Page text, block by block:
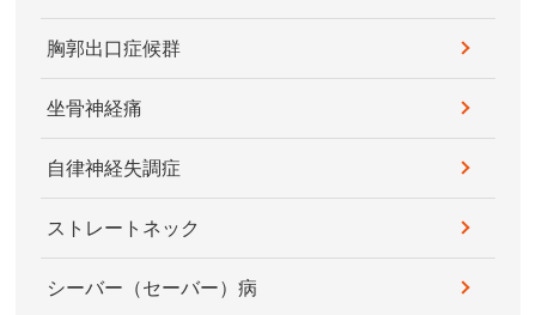
胸郭出口症候群
坐骨神経痛
自律神経失調症
ストレートネック
シーバー（セーバー）病